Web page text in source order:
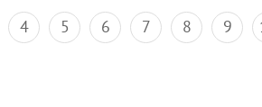
4 5 6 7 8 9